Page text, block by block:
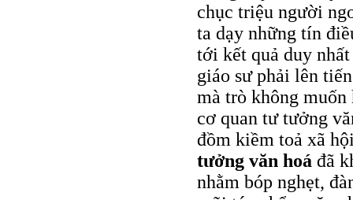
chục triệu người
ta dạy những tín
tới kết quả duy
giáo sư phải lên
mà trò không
cơ quan tư tưởng
đồm kiềm toả xã
tưởng văn hoá đã
nhằm bóp nghẹt,